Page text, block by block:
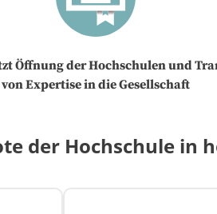
Öffnung der Hochschulen und
von Expertise in die Gesellschaft
der Hochschule in